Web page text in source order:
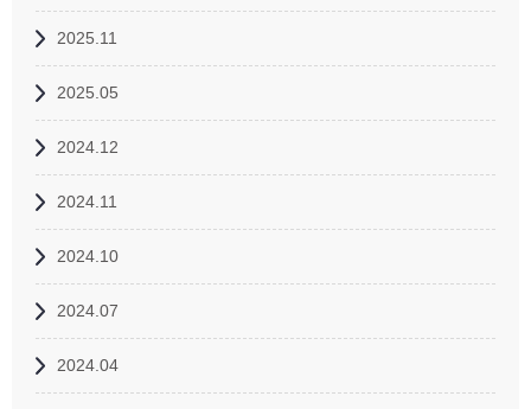
2025.11
2025.05
2024.12
2024.11
2024.10
2024.07
2024.04